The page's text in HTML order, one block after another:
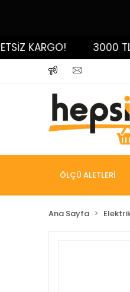
KARGO! 3000 TL
ÖLÇÜ ALETLERİ
Ana Sayfa